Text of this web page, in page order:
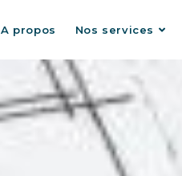
A propos Nos services